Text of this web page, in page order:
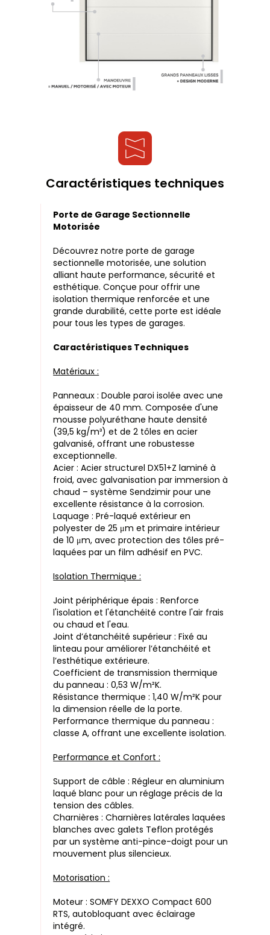
Caractéristiques techniques
Porte de Garage Sectionnelle
Motorisée
Découvrez notre porte de garage
sectionnelle motorisée, une solution
alliant haute performance, sécurité et
esthétique. Conçue pour offrir une
isolation thermique renforcée et une
grande durabilité, cette porte est idéale
pour tous les types de garages.
Caractéristiques Techniques
Matériaux :
Panneaux : Double paroi isolée avec une
épaisseur de 40 mm. Composée d'une
mousse polyuréthane haute densité
(39,5 kg/m³) et de 2 tôles en acier
galvanisé, offrant une robustesse
exceptionnelle.
Acier : Acier structurel DX51+Z laminé à
froid, avec galvanisation par immersion à
chaud – système Sendzimir pour une
excellente résistance à la corrosion.
Laquage : Pré-laqué extérieur en
polyester de 25 μm et primaire intérieur
de 10 μm, avec protection des tôles pré-
laquées par un film adhésif en PVC.
Isolation Thermique :
Joint périphérique épais : Renforce
l'isolation et l'étanchéité contre l'air frais
ou chaud et l'eau.
Joint d’étanchéité supérieur : Fixé au
linteau pour améliorer l’étanchéité et
l’esthétique extérieure.
Coefficient de transmission thermique
du panneau : 0,53 W/m²K.
Résistance thermique : 1,40 W/m²K pour
la dimension réelle de la porte.
Performance thermique du panneau :
classe A, offrant une excellente isolation.
Performance et Confort :
Support de câble : Régleur en aluminium
laqué blanc pour un réglage précis de la
tension des câbles.
Charnières : Charnières latérales laquées
blanches avec galets Teflon protégés
par un système anti-pince-doigt pour un
mouvement plus silencieux.
Motorisation :
Moteur : SOMFY DEXXO Compact 600
RTS, autobloquant avec éclairage
intégré.